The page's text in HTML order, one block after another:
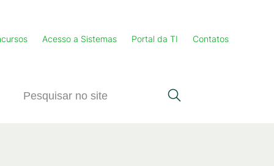
Acesso a Sistemas Portal da TI Contatos